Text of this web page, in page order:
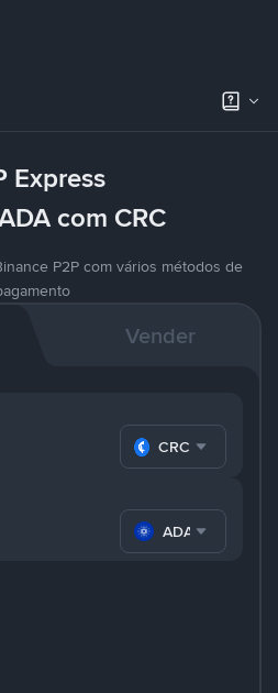
Express
com CRC
P2P com vários métodos de
Vender
CRC
ADA